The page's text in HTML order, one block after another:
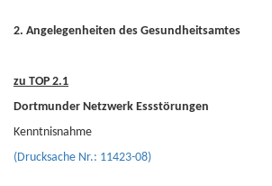
2. Angelegenheiten des Gesundheitsamtes
zu TOP 2.1
Dortmunder Netzwerk Essstörungen
Kenntnisnahme
(Drucksache Nr.: 11423-08)